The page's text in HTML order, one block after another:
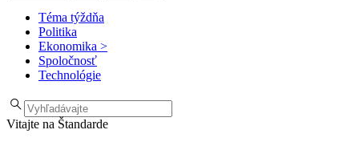
Téma týždňa
Politika
Ekonomika >
Spoločnosť
Technológie
Vitajte na Štandarde